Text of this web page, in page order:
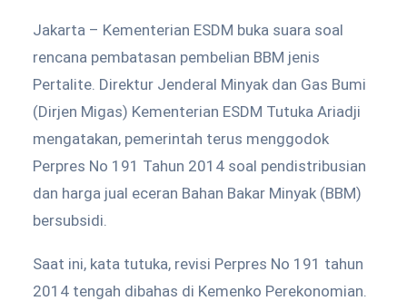
Jakarta – Kementerian ESDM buka suara soal
rencana pembatasan pembelian BBM jenis
Pertalite. Direktur Jenderal Minyak dan Gas Bumi
(Dirjen Migas) Kementerian ESDM Tutuka Ariadji
mengatakan, pemerintah terus menggodok
Perpres No 191 Tahun 2014 soal pendistribusian
dan harga jual eceran Bahan Bakar Minyak (BBM)
bersubsidi.
Saat ini, kata tutuka, revisi Perpres No 191 tahun
2014 tengah dibahas di Kemenko Perekonomian.